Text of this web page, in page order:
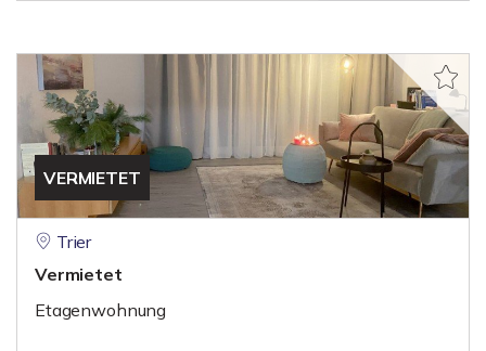
VERMIETET
Trier
Vermietet
Etagenwohnung